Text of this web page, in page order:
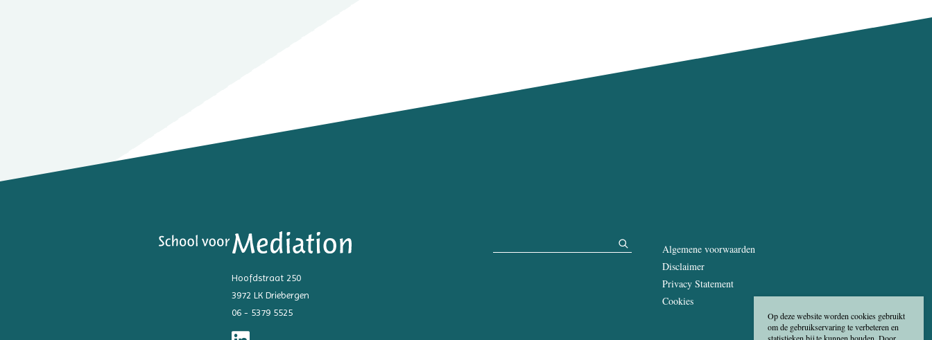
Op deze website worden cookies gebruikt
om de gebruikservaring te verbeteren en
Hoofdstraat 250
3972 LK Driebergen
06 - 5379 5525
Algemene voorwaarden
Disclaimer
Privacy Statement
Cookies